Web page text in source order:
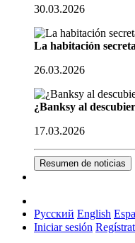
30.03.2026
La habitación
26.03.2026
¿Banksy al
17.03.2026
Resumen de noticias
Русский English
Iniciar sesión